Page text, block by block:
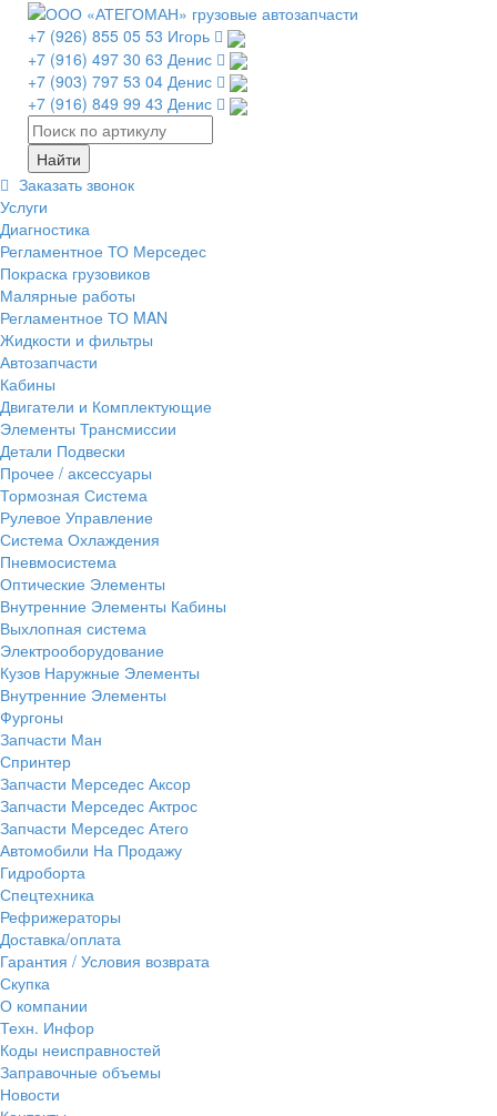
+7 (926) 855 05 53 Игорь
+7 (916) 497 30 63 Денис
+7 (903) 797 53 04 Денис
+7 (916) 849 99 43 Денис
Заказать звонок
Услуги
Диагностика
Регламентное ТО Мерседес
Покраска грузовиков
Малярные работы
Регламентное ТО MAN
Жидкости и фильтры
Автозапчасти
Кабины
Двигатели и Комплектующие
Элементы Трансмиссии
Детали Подвески
Прочее / аксессуары
Тормозная Система
Рулевое Управление
Система Охлаждения
Пневмосистема
Оптические Элементы
Внутренние Элементы Кабины
Выхлопная система
Электрооборудование
Кузов Наружные Элементы
Внутренние Элементы
Фургоны
Запчасти Ман
Спринтер
Запчасти Мерседес Аксор
Запчасти Мерседес Актрос
Запчасти Мерседес Атего
Автомобили На Продажу
Гидроборта
Спецтехника
Рефрижераторы
Доставка/оплата
Гарантия / Условия возврата
Скупка
О компании
Техн. Инфор
Коды неисправностей
Заправочные объемы
Новости